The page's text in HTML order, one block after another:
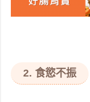
2. 食慾不振